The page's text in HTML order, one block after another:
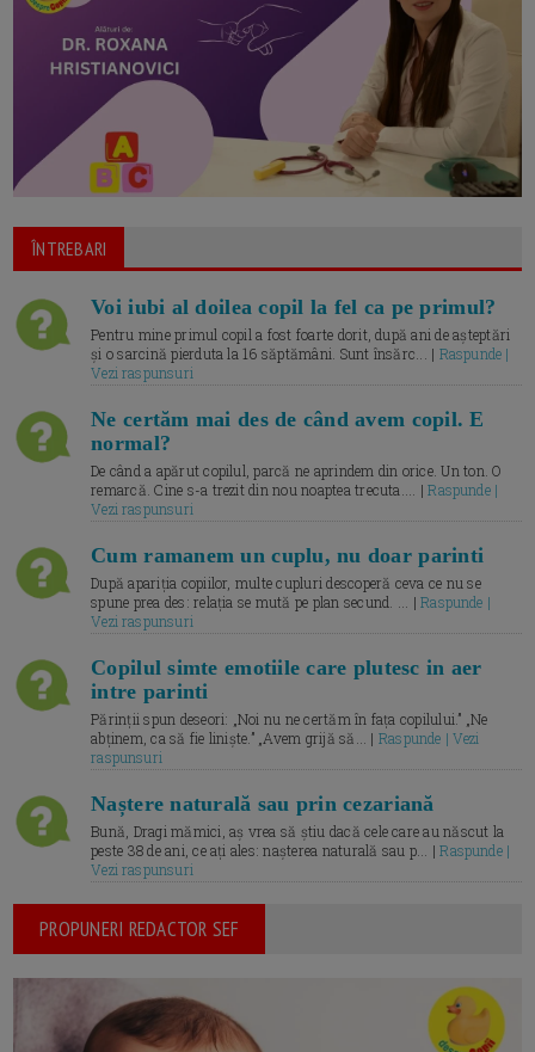
ÎNTREBARI
Voi iubi al doilea copil la fel ca pe primul?
Pentru mine primul copil a fost foarte dorit, după ani de așteptări
și o sarcină pierduta la 16 săptămâni. Sunt însărc... | Raspunde |
Vezi raspunsuri
Ne certăm mai des de când avem copil. E
normal?
De când a apărut copilul, parcă ne aprindem din orice. Un ton. O
remarcă. Cine s-a trezit din nou noaptea trecuta.... |Raspunde |
Vezi raspunsuri
Cum ramanem un cuplu, nu doar parinti
După apariția copiilor, multe cupluri descoperă ceva ce nu se
spune prea des: relația se mută pe plan secund. ... |Raspunde |
Vezi raspunsuri
Copilul simte emotiile care plutesc in aer
intre parinti
Părinții spun deseori: „Noi nu ne certăm în fața copilului.” „Ne
abținem, ca să fie liniște.” „Avem grijă să... | Raspunde | Vezi
raspunsuri
Naștere naturală sau prin cezariană
Bună, Dragi mămici, aș vrea să știu dacă cele care au născut la
peste 38 de ani, ce ați ales: nașterea naturală sau p... |Raspunde |
Vezi raspunsuri
PROPUNERI REDACTOR SEF